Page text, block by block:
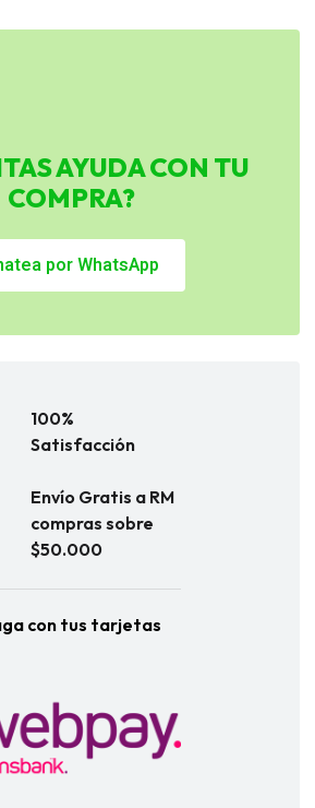
AYUDA CON TU
COMPRA?
por WhatsApp
100%
Satisfacción
Envío Gratis a RM
compras sobre
$50.000
con tus tarjetas